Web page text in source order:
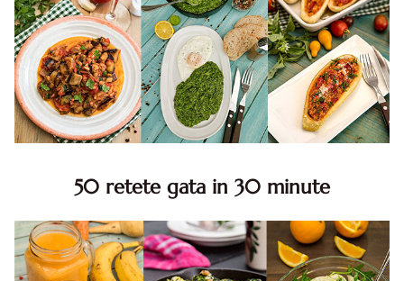
50 retete gata in 30 minute
minute. Retete rapide. Retete rapide de mancare. Idei
retete mancare rapid